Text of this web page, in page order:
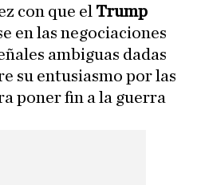
con que el Trump
en las negociaciones
ambiguas dadas
su entusiasmo por las
poner fin a la guerra